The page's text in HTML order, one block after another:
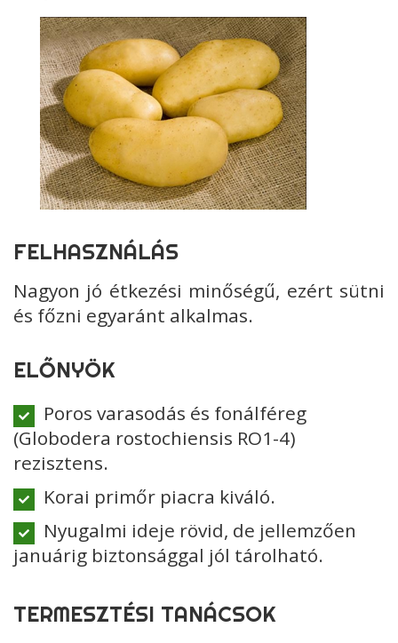
FELHASZNÁLÁS
Nagyon jó étkezési minőségű, ezért sütni
és főzni egyaránt alkalmas.
ELŐNYÖK
Poros varasodás és fonálféreg
(Globodera rostochiensis RO1-4)
rezisztens.
Korai primőr piacra kiváló.
Nyugalmi ideje rövid, de jellemzően
januárig biztonsággal jól tárolható.
TERMESZTÉSI TANÁCSOK